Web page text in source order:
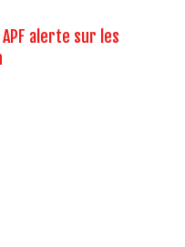
alerte sur les